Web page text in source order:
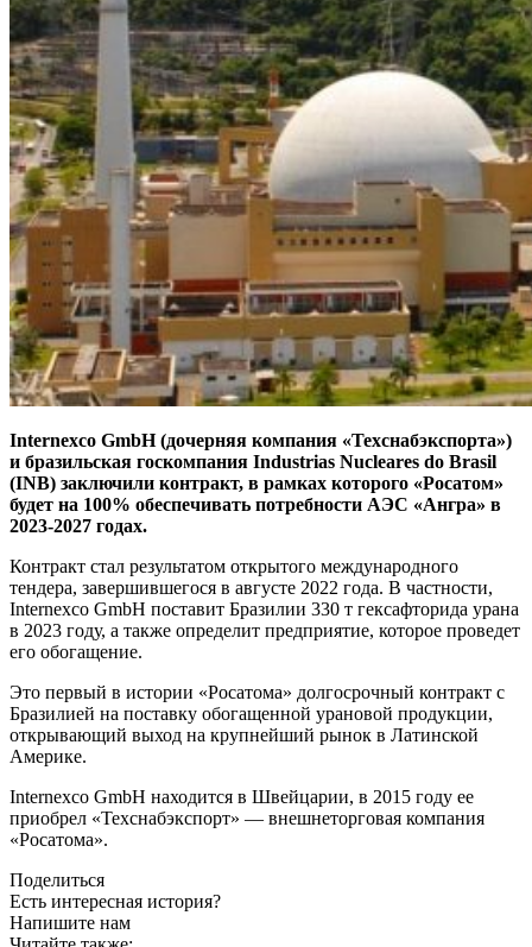
Internexco GmbH (дочерняя компания «Техснабэкспорта»)
и бразильская госкомпания Industrias Nucleares do Brasil
(INB) заключили контракт, в рамках которого «Росатом»
будет на 100% обеспечивать потребности АЭС «Ангра» в
2023-2027 годах.
Контракт стал результатом открытого международного
тендера, завершившегося в августе 2022 года. В частности,
Internexco GmbH поставит Бразилии 330 т гексафторида урана
в 2023 году, а также определит предприятие, которое проведет
его обогащение.
Это первый в истории «Росатома» долгосрочный контракт с
Бразилией на поставку обогащенной урановой продукции,
открывающий выход на крупнейший рынок в Латинской
Америке.
Internexco GmbH находится в Швейцарии, в 2015 году ее
приобрел «Техснабэкспорт» — внешнеторговая компания
«Росатома».
Поделиться
Есть интересная история?
Напишите нам